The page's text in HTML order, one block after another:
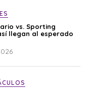
vs. Sporting
llegan al esperado